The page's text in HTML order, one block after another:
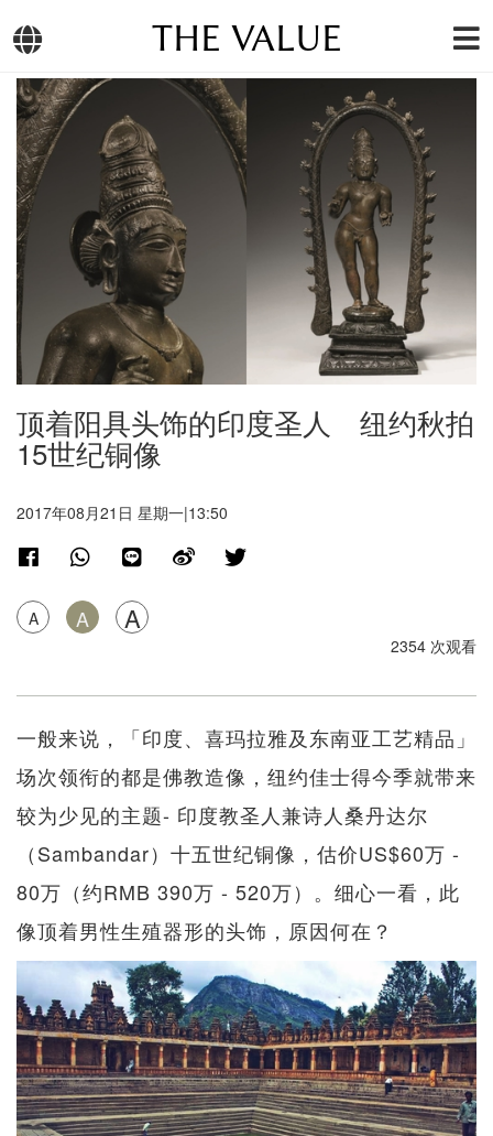
THE VALUE
顶着阳具头饰的印度圣人 纽约秋拍
15世纪铜像
2017年08月21日 星期一|13:50
A A A
2354 次观看
一般来说，「印度、喜玛拉雅及东南亚工艺精品」
场次领衔的都是佛教造像，纽约佳士得今季就带来
较为少见的主题- 印度教圣人兼诗人桑丹达尔
（Sambandar）十五世纪铜像，估价US$60万 -
80万（约RMB 390万 - 520万）。细心一看，此
像顶着男性生殖器形的头饰，原因何在？